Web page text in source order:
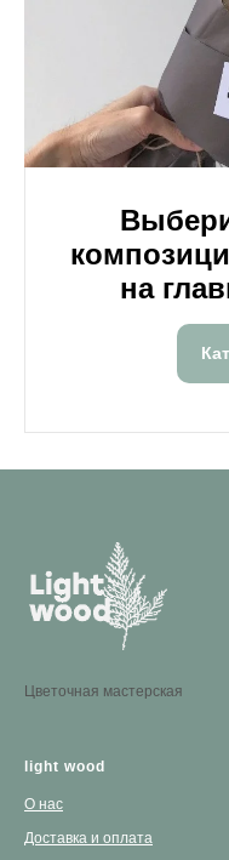
на
Цветочная мастерская
light wood
О нас
Доставка и оплата